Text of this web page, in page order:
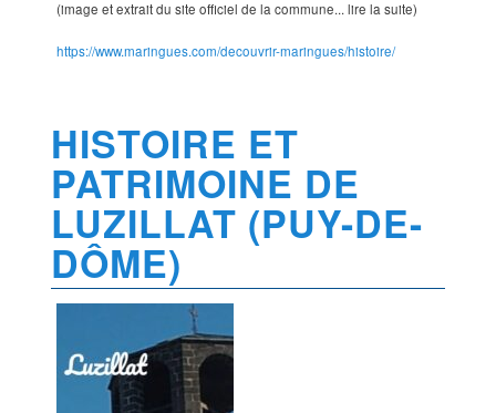
(image et extrait du site officiel de la commune... lire la suite)
https://www.maringues.com/decouvrir-maringues/histoire/
HISTOIRE ET
PATRIMOINE DE
LUZILLAT (PUY-DE-
DÔME)